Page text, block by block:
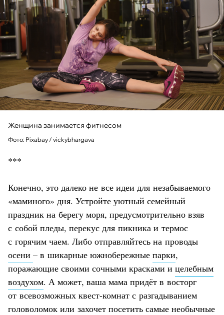
Женщина занимается фитнесом
Фото: Pixabay / vickybhargava
***
Конечно, это далеко не все идеи для незабываемого
«маминого» дня. Устройте уютный семейный
праздник на берегу моря, предусмотрительно взяв
с собой пледы, перекус для пикника и термос
с горячим чаем. Либо отправляйтесь на проводы
осени – в шикарные южнобережные парки,
поражающие своими сочными красками и целебным
воздухом. А может, ваша мама придёт в восторг
от всевозможных квест-комнат с разгадыванием
головоломок или захочет посетить самые необычные